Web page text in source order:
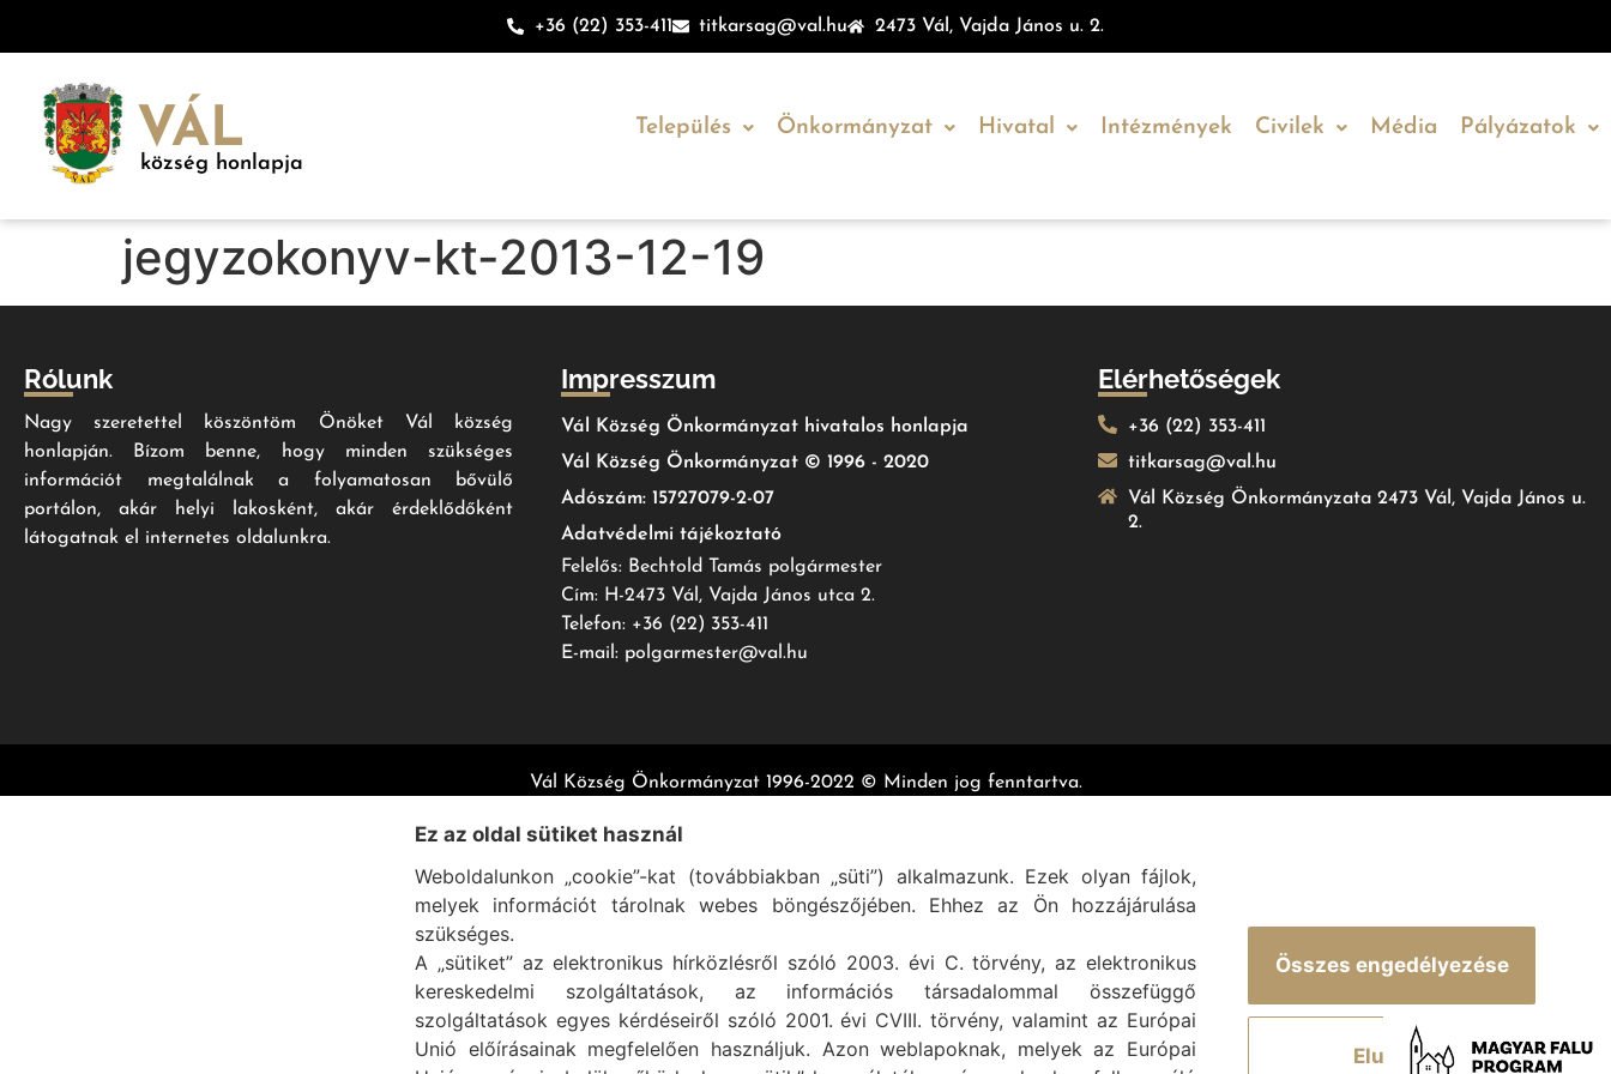
+36 (22) 353-411 titkarsag@val.hu 2473 Vál, Vajda János u. 2.
VÁL
község honlapja
Település Önkormányzat Hivatal Intézmények Civilek Média Pályázatok
jegyzokonyv-kt-2013-12-19
Rólunk
Nagy szeretettel köszöntöm Önöket Vál község
honlapján. Bízom benne, hogy minden szükséges
információt megtalálnak a folyamatosan bővülő
portálon, akár helyi lakosként, akár érdeklődőként
látogatnak el internetes oldalunkra.
Impresszum
Vál Község Önkormányzat hivatalos honlapja
Vál Község Önkormányzat © 1996 - 2020
Adószám: 15727079-2-07
Adatvédelmi tájékoztató
Felelős: Bechtold Tamás polgármester
Cím: H-2473 Vál, Vajda János utca 2.
Telefon: +36 (22) 353-411
E-mail: polgarmester@val.hu
Elérhetőségek
+36 (22) 353-411
titkarsag@val.hu
Vál Község Önkormányzata 2473 Vál, Vajda János u.
2.
Vál Község Önkormányzat 1996-2022 © Minden jog fenntartva.
Ez az oldal sütiket használ
Weboldalunkon „cookie”-kat (továbbiakban „süti”) alkalmazunk. Ezek olyan fájlok,
melyek információt tárolnak webes böngészőjében. Ehhez az Ön hozzájárulása
szükséges.
A „sütiket” az elektronikus hírközlésről szóló 2003. évi C. törvény, az elektronikus
kereskedelmi szolgáltatások, az információs társadalommal összefüggő
szolgáltatások egyes kérdéseiről szóló 2001. évi CVIII. törvény, valamint az Európai
Unió előírásainak megfelelően használjuk. Azon weblapoknak, melyek az Európai
Összes engedélyezése
Elutasít